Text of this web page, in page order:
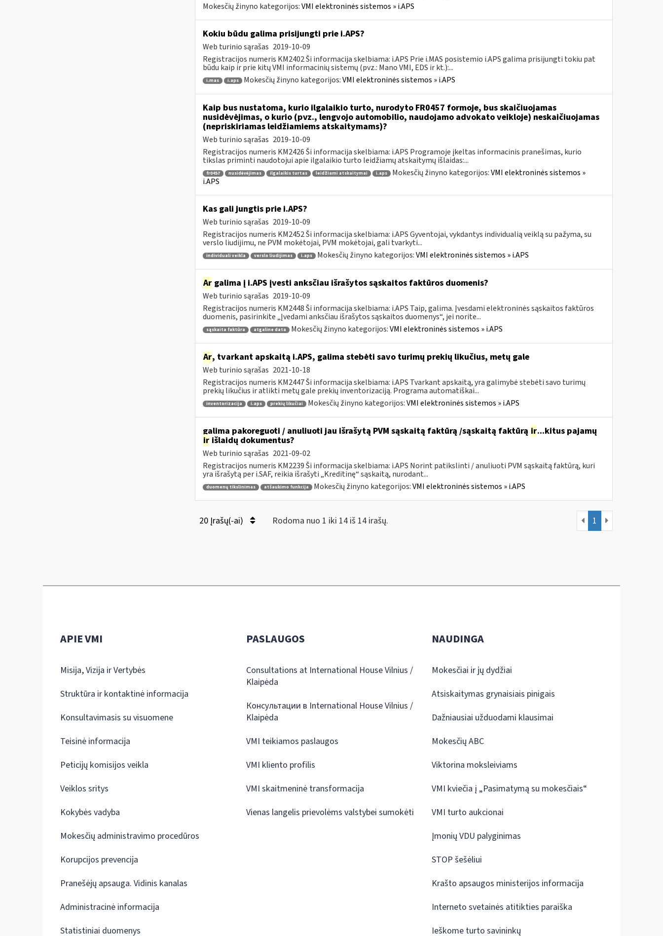
Mokesčių žinyno kategorijos:VMI elektroninės sistemos » i.APS
Kokiu būdu galima prisijungti prie i.APS?
Web turinio sąrašas 2019-10-09
Registracijos numeris KM2402 Ši informacija skelbiama: i.APS Prie i.MAS posistemio i.APS galima prisijungti tokiu pat
būdu kaip ir prie kitų VMI informacinių sistemų (pvz.: Mano VMI, EDS ir kt.):...
i.mas i.aps Mokesčių žinyno kategorijos:VMI elektroninės sistemos » i.APS
Kaip bus nustatoma, kurio ilgalaikio turto, nurodyto FR0457 formoje, bus skaičiuojamas
nusidėvėjimas, o kurio (pvz., lengvojo automobilio, naudojamo advokato veikloje) neskaičiuojamas
(nepriskiriamas leidžiamiems atskaitymams)?
Web turinio sąrašas 2019-10-09
Registracijos numeris KM2426 Ši informacija skelbiama: i.APS Programoje įkeltas informacinis pranešimas, kurio
tikslas priminti naudotojui apie ilgalaikio turto leidžiamų atskaitymų išlaidas:...
fr0457 nusidėvėjimas ilgalaikis turtas leidžiami atskaitymai i.aps Mokesčių žinyno kategorijos:VMI elektroninės sistemos »
i.APS
Kas gali jungtis prie i.APS?
Web turinio sąrašas 2019-10-09
Registracijos numeris KM2452 Ši informacija skelbiama: i.APS Gyventojai, vykdantys individualią veiklą su pažyma, su
verslo liudijimu, ne PVM mokėtojai, PVM mokėtojai, gali tvarkyti...
individuali veikla verslo liudijimas i.aps Mokesčių žinyno kategorijos:VMI elektroninės sistemos » i.APS
Argalima į i.APS įvesti anksčiau išrašytos sąskaitos faktūros duomenis?
Web turinio sąrašas 2019-10-09
Registracijos numeris KM2448 Ši informacija skelbiama: i.APS Taip, galima. Įvesdami elektroninės sąskaitos faktūros
duomenis, pasirinkite „Įvedami anksčiau išrašytos sąskaitos duomenys“, jei norite...
sąskaita faktūra atgaline data Mokesčių žinyno kategorijos:VMI elektroninės sistemos » i.APS
Ar, tvarkant apskaitą i.APS, galima stebėti savo turimų prekių likučius, metų gale
Web turinio sąrašas 2021-10-18
Registracijos numeris KM2447 Ši informacija skelbiama: i.APS Tvarkant apskaitą, yra galimybė stebėti savo turimų
prekių likučius ir atlikti metų gale prekių inventorizaciją. Programa automatiškai...
inventorizacija i.aps prekių likučiai Mokesčių žinyno kategorijos:VMI elektroninės sistemos » i.APS
galima pakoreguoti / anuliuoti jau išrašytą PVM sąskaitą faktūrą /sąskaitą faktūrą ir...kitus pajamų
irišlaidų dokumentus?
Web turinio sąrašas 2021-09-02
Registracijos numeris KM2239 Ši informacija skelbiama: i.APS Norint patikslinti / anuliuoti PVM sąskaitą faktūrą, kuri
yra išrašytą per i.SAF, reikia išrašyti „Kreditinę“ sąskaitą, nurodant...
duomenų tikslinimas atšaukimo funkcija Mokesčių žinyno kategorijos:VMI elektroninės sistemos » i.APS
20 Įrašų(-ai) Rodoma nuo 1 iki 14 iš 14 irašų. 1
APIE VMI
Misija, Vizija ir Vertybės
Struktūra ir kontaktinė informacija
Konsultavimasis su visuomene
Teisinė informacija
Peticijų komisijos veikla
Veiklos sritys
Kokybės vadyba
Mokesčių administravimo procedūros
Korupcijos prevencija
Pranešėjų apsauga. Vidinis kanalas
Administracinė informacija
Statistiniai duomenys
PASLAUGOS
Consultations at International House Vilnius /
Klaipėda
Консультации в International House Vilnius /
Klaipėda
VMI teikiamos paslaugos
VMI kliento profilis
VMI skaitmeninė transformacija
Vienas langelis prievolėms valstybei sumokėti
NAUDINGA
Mokesčiai ir jų dydžiai
Atsiskaitymas grynaisiais pinigais
Dažniausiai užduodami klausimai
Mokesčių ABC
Viktorina moksleiviams
VMI kviečia į „Pasimatymą su mokesčiais“
VMI turto aukcionai
Įmonių VDU palyginimas
STOP šešėliui
Krašto apsaugos ministerijos informacija
Interneto svetainės atitikties paraiška
Ieškome turto savininkų